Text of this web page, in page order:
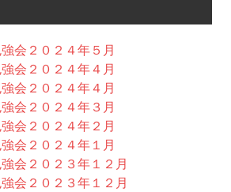
強会２０２４年５月
強会２０２４年４月
強会２０２４年４月
強会２０２４年３月
強会２０２４年２月
強会２０２４年１月
強会２０２３年１２月
強会２０２３年１２月